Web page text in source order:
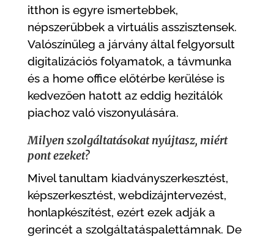
itthon is egyre ismertebbek,
népszerűbbek a virtuális asszisztensek.
Valószínűleg a járvány által felgyorsult
digitalizációs folyamatok, a távmunka
és a home office előtérbe kerülése is
kedvezően hatott az eddig hezitálók
piachoz való viszonyulására.
Milyen szolgáltatásokat nyújtasz, miért
pont ezeket?
Mivel tanultam kiadványszerkesztést,
képszerkesztést, webdizájntervezést,
honlapkészítést, ezért ezek adják a
gerincét a szolgáltatáspalettámnak. De